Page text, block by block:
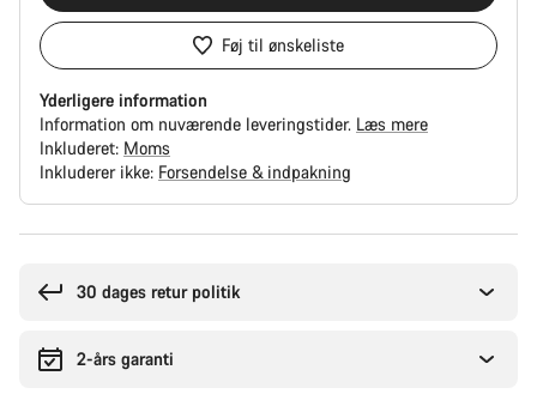
Føj til ønskeliste
Yderligere information
Information om nuværende leveringstider. Læs mere
Inkluderet: Moms
Inkluderer ikke: Forsendelse & indpakning
30 dages retur politik
2-års garanti